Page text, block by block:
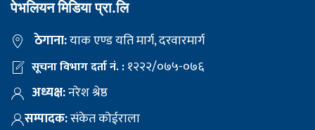
पेभलियन मिडिया प्रा.लि
ठेगाना:याक एण्ड यति मार्ग, दरवारमार्ग
सूचना विभाग दर्ता नं. :१२२२/०७५-०७६
अध्यक्ष:नरेश श्रेष्ठ
सम्पादक:संकेत कोईराला